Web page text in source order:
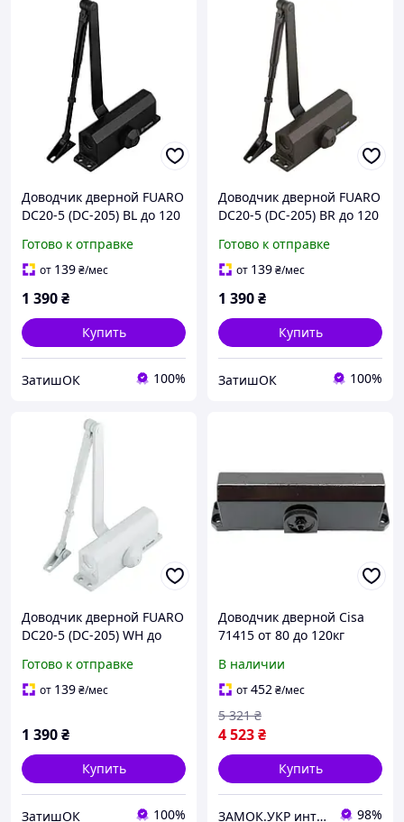
Доводчик дверной FUARO
DC20-5 (DC-205) BL до 120
Готово к отправке
от 139₴/мес
1 390₴
Купить
ЗатишОК 100%
Доводчик дверной FUARO
DC20-5 (DC-205) BR до 120
Готово к отправке
от 139₴/мес
1 390₴
Купить
ЗатишОК 100%
Доводчик дверной FUARO
DC20-5 (DC-205) WH до
Готово к отправке
от 139₴/мес
1 390₴
Купить
ЗатишОК 100%
Доводчик дверной Cisa
71415 от 80 до 120кг
В наличии
от452₴/мес
4 523₴
5 321 ₴
Купить
ЗАМОК.УКР интернет-магазин замков и фурнитуры 98%